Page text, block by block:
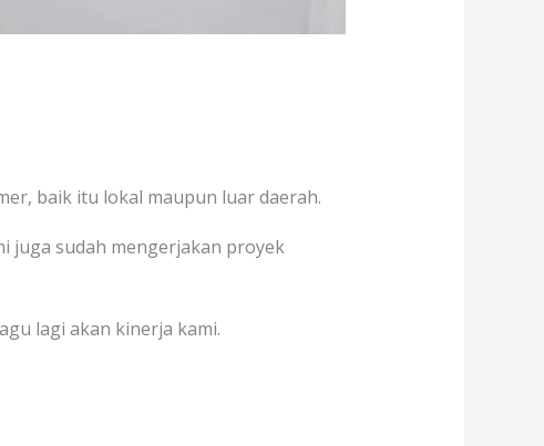
baik itu lokal maupun luar daerah.
juga sudah mengerjakan proyek
lagi akan kinerja kami.